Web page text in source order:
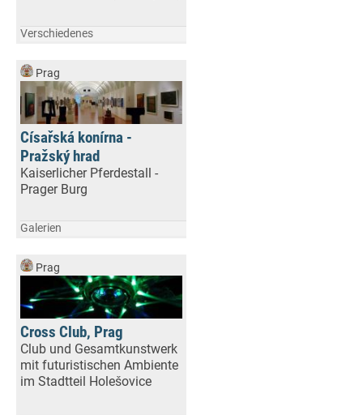
Verschiedenes
Prag
Císařská konírna -
Pražský hrad
Kaiserlicher Pferdestall -
Prager Burg
Galerien
Prag
Cross Club, Prag
Club und Gesamtkunstwerk
mit futuristischen Ambiente
im Stadtteil Holešovice